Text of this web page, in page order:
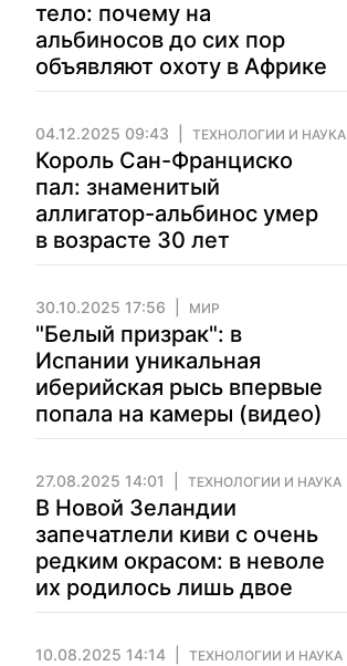
тело: почему на
альбиносов до сих пор
объявляют охоту в Африке
04.12.2025 09:43 ТЕХНОЛОГИИ И НАУКА
Король Сан-Франциско
пал: знаменитый
аллигатор-альбинос умер
в возрасте 30 лет
30.10.2025 17:56 МИР
"Белый призрак": в
Испании уникальная
иберийская рысь впервые
попала на камеры (видео)
27.08.2025 14:01 ТЕХНОЛОГИИ И НАУКА
В Новой Зеландии
запечатлели киви с очень
редким окрасом: в неволе
их родилось лишь двое
10.08.2025 14:14 ТЕХНОЛОГИИ И НАУКА